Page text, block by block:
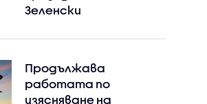
Зеленски
Продължава
работата по
изясняване на